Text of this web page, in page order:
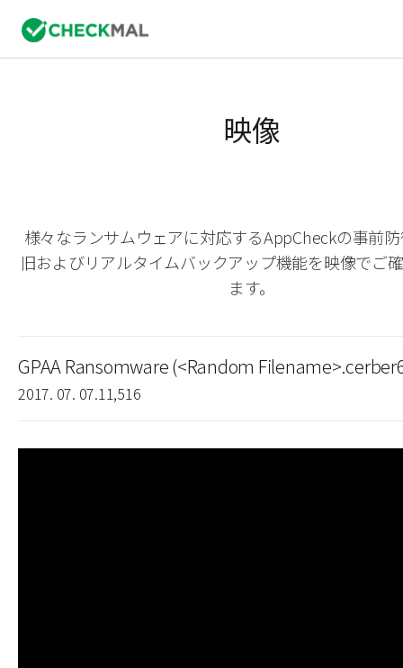
映像
様々なランサムウェアに対応するAppCheckの事前
旧およびリアルタイムバックアップ機能を映像でご
ます。
GPAA Ransomware (<Random
2017. 07. 07.11,516